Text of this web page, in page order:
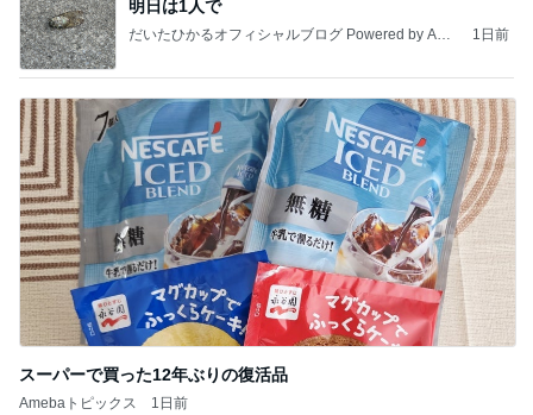
明日は1人で
だいたひかるオフィシャルブログ Powered by Ame
1日前
スーパーで買った12年ぶりの復活品
Amebaトピックス 1日前